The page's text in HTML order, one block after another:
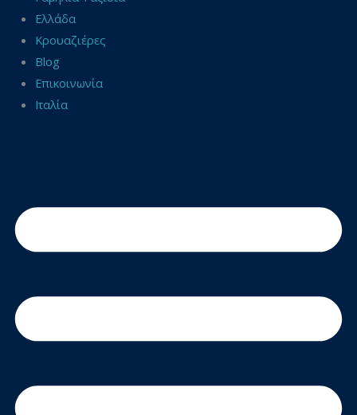
Ελλάδα
Κρουαζιέρες
Blog
Επικοινωνία
Ιταλία